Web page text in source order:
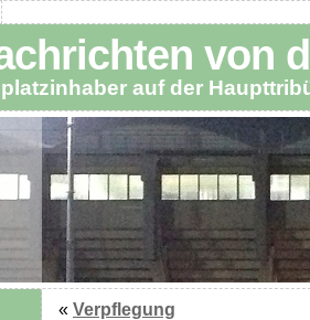
von
auf der
« Verpflegung